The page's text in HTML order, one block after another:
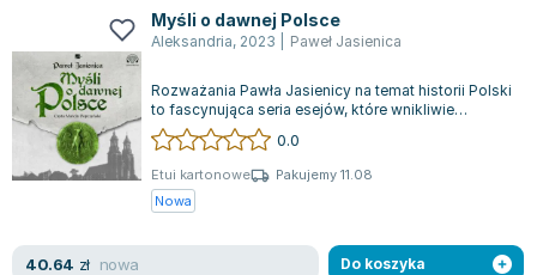
Myśli o dawnej Polsce
Aleksandria, 2023 Paweł Jasienica
Rozważania Pawła Jasienicy na temat historii Polski
to fascynująca seria esejów, które wnikliwie
analizują przeszłość naszego kraj...
0.0
Etui kartonowe
Pakujemy 11.08
Nowa
40.64 zł nowa Do koszyka